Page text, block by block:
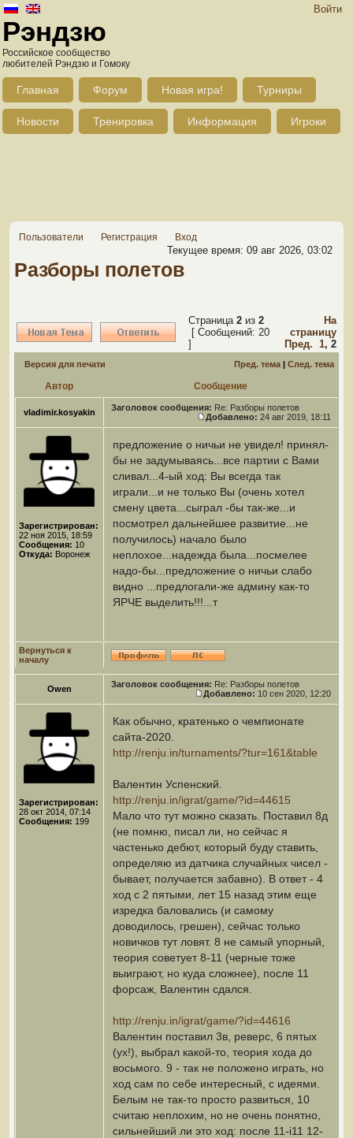
Войти
Рэндзю
Российское сообщество
любителей Рэндзю и Гомоку
Главная Форум Новая игра! Турниры
Новости Тренировка Информация Игроки
Пользователи Регистрация Вход
Текущее время: 09 авг 2026, 03:02
Разборы полетов
Страница 2 из 2
[ Сообщений: 20
]
На
страницу
Пред. 1, 2
Версия для печати Пред. тема | След. тема
Автор Сообщение
vladimir.kosyakin Заголовок сообщения: Re: Разборы полетов
Добавлено: 24 авг 2019, 18:11
Зарегистрирован:
22 ноя 2015, 18:59
Сообщения: 10
Откуда: Воронеж
предложение о ничьи не увидел! принял-
бы не задумываясь...все партии с Вами
сливал...4-ый ход: Вы всегда так
играли...и не только Вы (очень хотел
смену цвета...сыграл -бы так-же...и
посмотрел дальнейшее развитие...не
получилось) начало было
неплохое...надежда была...посмелее
надо-бы...предложение о ничьи слабо
видно ...предлогали-же админу как-то
ЯРЧЕ выделить!!!...т
Вернуться к
началу
Owen Заголовок сообщения: Re: Разборы полетов
Добавлено: 10 сен 2020, 12:20
Зарегистрирован:
28 окт 2014, 07:14
Сообщения: 199
Как обычно, кратенько о чемпионате
сайта-2020.
http://renju.in/turnaments/?tur=161&table
Валентин Успенский.
http://renju.in/igrat/game/?id=44615
Мало что тут можно сказать. Поставил 8д
(не помню, писал ли, но сейчас я
частенько дебют, который буду ставить,
определяю из датчика случайных чисел -
бывает, получается забавно). В ответ - 4
ход с 2 пятыми, лет 15 назад этим еще
изредка баловались (и самому
доводилось, грешен), сейчас только
новичков тут ловят. 8 не самый упорный,
теория советует 8-11 (черные тоже
выиграют, но куда сложнее), после 11
форсаж, Валентин сдался.
http://renju.in/igrat/game/?id=44616
Валентин поставил 3в, реверс, 6 пятых
(ух!), выбрал какой-то, теория хода до
восьмого. 9 - так не положено играть, но
ход сам по себе интересный, с идеями.
Белым не так-то просто развиться, 10
считаю неплохим, но не очень понятно,
сильнейший ли это ход: после 11-i11 12-